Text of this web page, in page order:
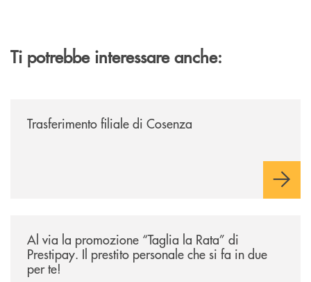
Ti potrebbe interessare anche:
Trasferimento filiale di Cosenza
Al via la promozione “Taglia la Rata” di
Prestipay. Il prestito personale che si fa in due
per te!